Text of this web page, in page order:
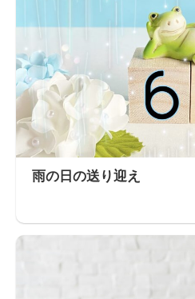
雨の日の送り迎え